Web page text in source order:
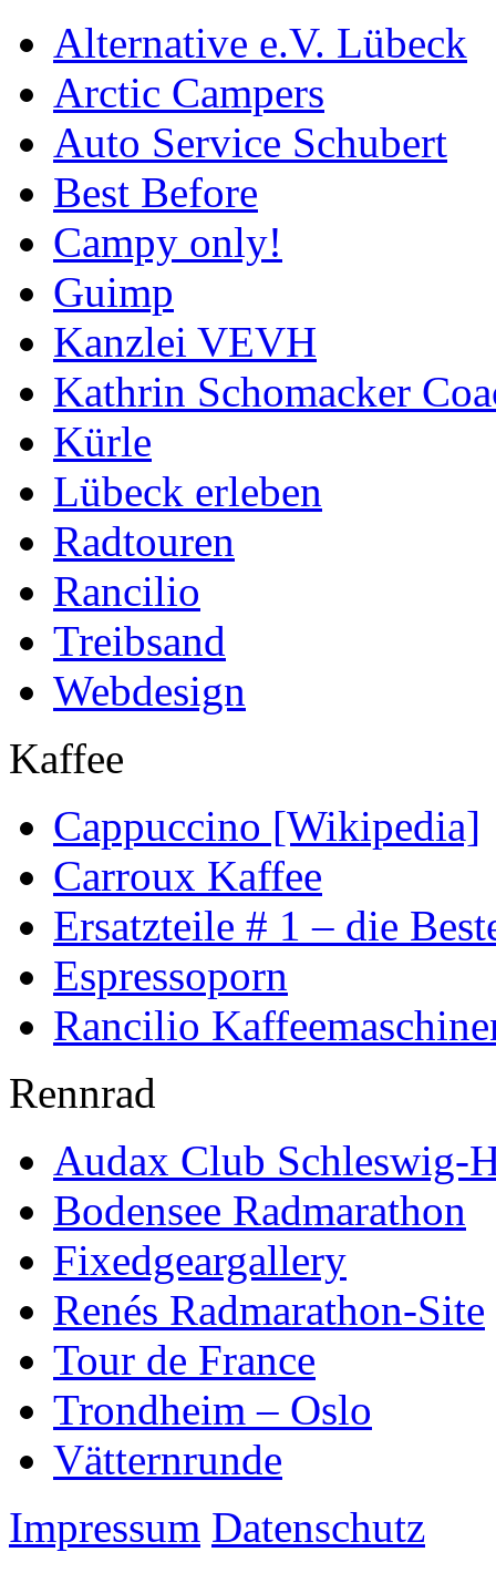
Alternative e.V. Lübeck
Arctic Campers
Auto Service Schubert
Best Before
Campy only!
Guimp
Kanzlei VEVH
Kathrin Schomacker
Kürle
Lübeck erleben
Radtouren
Rancilio
Treibsand
Webdesign
Kaffee
Cappuccino [Wikipedia]
Carroux Kaffee
Ersatzteile # 1 – die
Espressoporn
Rancilio
Rennrad
Audax Club Schleswig-
Bodensee Radmarathon
Fixedgeargallery
Renés Radmarathon-Site
Tour de France
Trondheim – Oslo
Vätternrunde
Impressum Datenschutz